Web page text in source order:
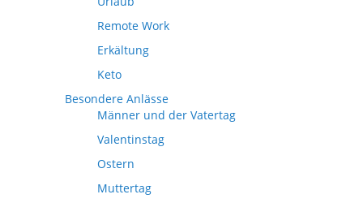
Remote Work
Erkältung
Keto
Besondere Anlässe
Männer und der Vatertag
Valentinstag
Ostern
Muttertag